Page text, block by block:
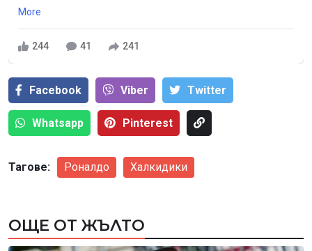
More
244 41 241
Facebook Viber Тwitter
Whatsapp Pinterest
Тагове: Роналдо Халкидики
ОЩЕ ОТ ЖЪЛТО